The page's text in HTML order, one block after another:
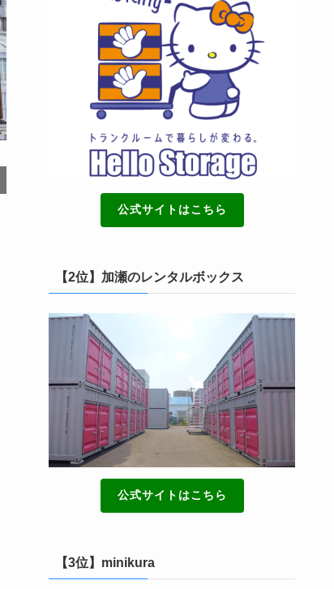
公式サイトはこちら
【2位】加瀬のレンタルボックス
公式サイトはこちら
【3位】minikura